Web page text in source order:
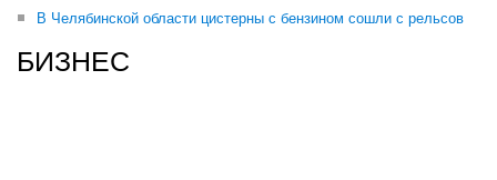
В Челябинской области цистерны с бензином сошли с рельсов
БИЗНЕС